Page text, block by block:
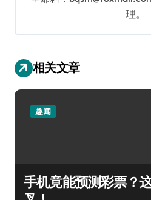
理。
相关文章
趣闻
手机竟能预测彩票？